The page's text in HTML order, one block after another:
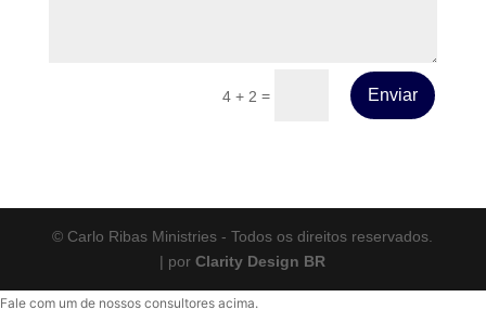
4 + 2 = Enviar
© Carlo Ribas Ministries - Todos os direitos reservados.
| porClarity Design BR
Fale com um de nossos consultores acima.